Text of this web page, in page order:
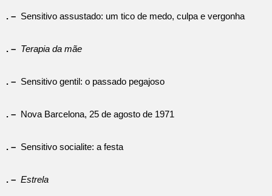
. – Sensitivo assustado: um tico de medo, culpa e vergonha
. – Terapia da mãe
. – Sensitivo gentil: o passado pegajoso
. – Nova Barcelona, 25 de agosto de 1971
. – Sensitivo socialite: a festa
. – Estrela